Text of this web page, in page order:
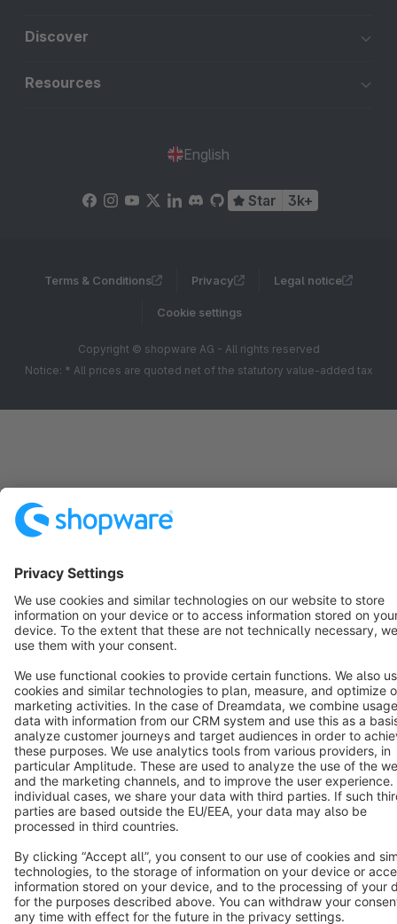
Discover
Resources
English
Star 3k+
Terms & Conditions Privacy Legal notice
Cookie settings
Copyright © shopware AG - All rights reserved
Notice: * All prices are quoted net of the statutory value-added tax